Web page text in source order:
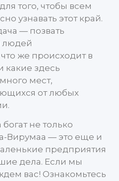
того, чтобы всем
узнавать этот край.
— позвать
людей
же происходит в
здесь
мест,
от любых
не только
Вирумаа — это еще и
предприятия
дела. Если мы
вас! Ознакомьтесь